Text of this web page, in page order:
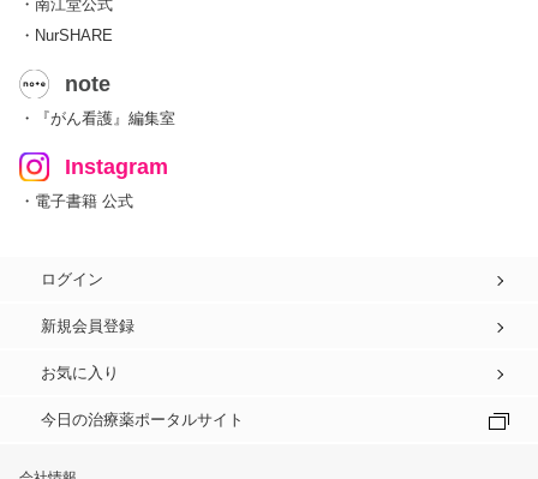
・南江堂公式
・NurSHARE
note
・『がん看護』編集室
Instagram
・電子書籍 公式
ログイン
新規会員登録
お気に入り
今日の治療薬ポータルサイト